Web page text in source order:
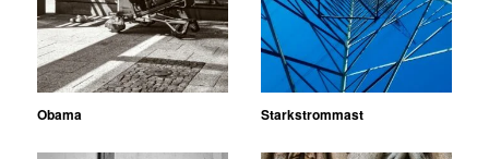
Obama Starkstrommast